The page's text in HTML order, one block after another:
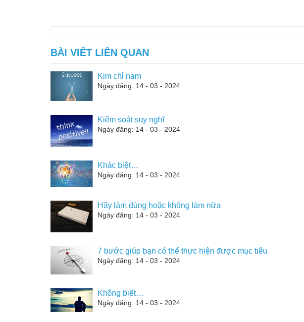
BÀI VIẾT LIÊN QUAN
Kim chỉ nam
Ngày đăng: 14 - 03 - 2024
Kiểm soát suy nghĩ
Ngày đăng: 14 - 03 - 2024
Khác biệt…
Ngày đăng: 14 - 03 - 2024
Hãy làm đúng hoặc không làm nữa
Ngày đăng: 14 - 03 - 2024
7 bước giúp bạn có thể thực hiện được mục tiêu
Ngày đăng: 14 - 03 - 2024
Không biết…
Ngày đăng: 14 - 03 - 2024